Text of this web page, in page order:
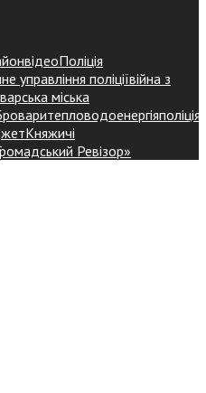
відеоПоліція
управління поліціївійна з
міська
поліція
Княжичі
Ревізор»